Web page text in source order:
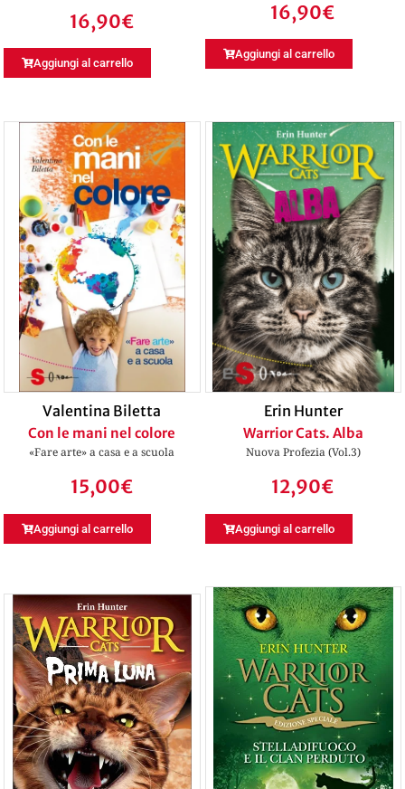
16,90€
Aggiungi al carrello
16,90€
Aggiungi al carrello
Valentina Biletta
Con le mani nel colore
«Fare arte» a casa e a scuola
15,00€
Aggiungi al carrello
Erin Hunter
Warrior Cats. Alba
Nuova Profezia (Vol.3)
12,90€
Aggiungi al carrello